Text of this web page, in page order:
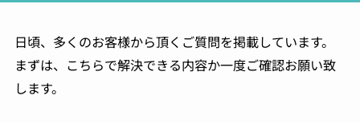
日頃、多くのお客様から頂くご質問を掲載しています。
まずは、こちらで解決できる内容か一度ご確認お願い致
します。